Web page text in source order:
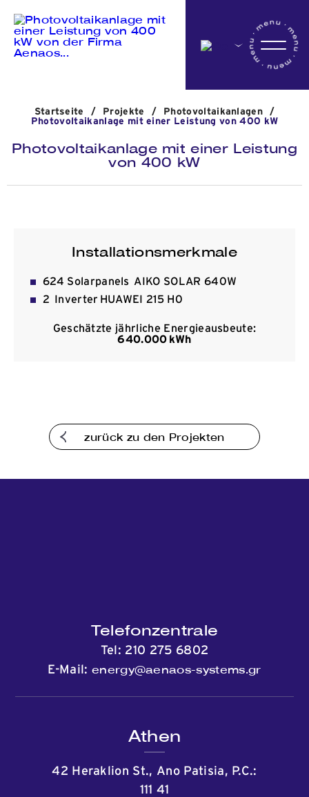
Das Unternehmen
Nachrichten
Kommunikation
Startseite / Projekte / Photovoltaikanlagen
/
Photovoltaikanlage mit einer Leistung von 400 kW
Photovoltaikanlage mit einer Leistung
von 400 kW
Installationsmerkmale
​624 Solarpanels AIKO SOLAR 640W
2 Inverter HUAWEI 215 H0
Geschätzte jährliche Energieausbeute:
640.000 kWh
zurück zu den Projekten
Telefonzentrale
Tel: 210 275 6802
E-Mail: energy@aenaos-systems.gr
Athen
42 Heraklion St., Ano Patisia, P.C.:
111 41